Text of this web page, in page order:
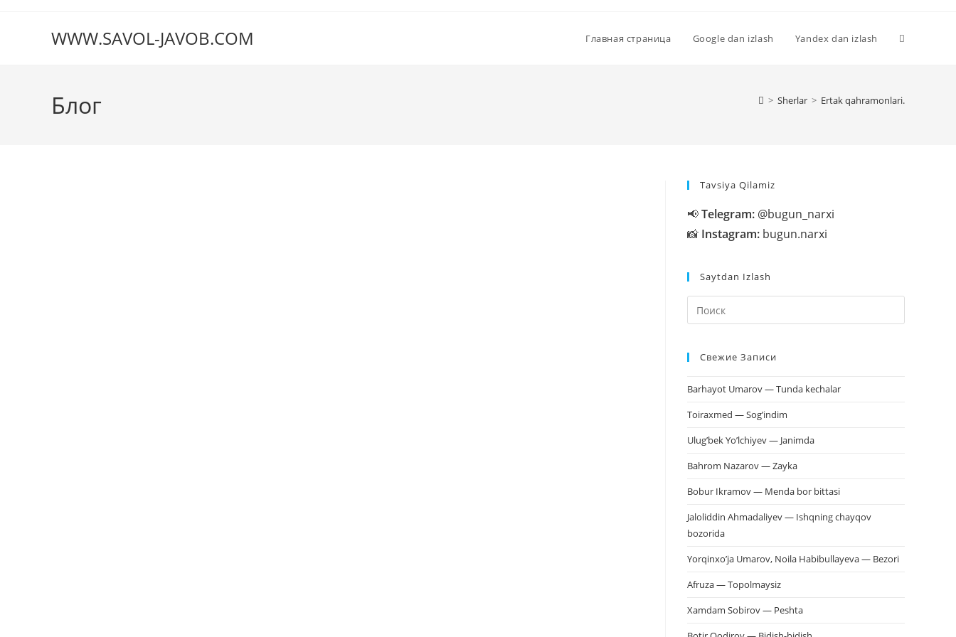
содержимомуWWW.SAVOL-JAVOB.COM Главная страница Google dan izlash Yandex dan izlash
Блог > Sherlar > Ertak qahramonlari.
Tavsiya Qilamiz
📢Telegram: @bugun_narxi
📸 Instagram: bugun.narxi
Saytdan Izlash
клавишу
Свежие Записи
Barhayot Umarov — Tunda kechalar
Toiraxmed — Sog’indim
Ulug’bek Yo’lchiyev — Janimda
Bahrom Nazarov — Zayka
Bobur Ikramov — Menda bor bittasi
Jaloliddin Ahmadaliyev — Ishqning chayqov
bozorida
Yorqinxo’ja Umarov, Noila Habibullayeva — Bezori
Afruza — Topolmaysiz
Xamdam Sobirov — Peshta